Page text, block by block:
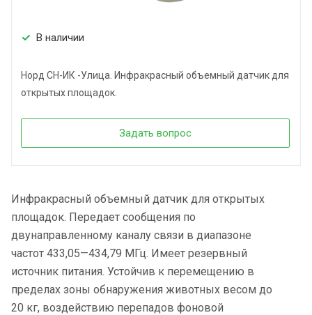
В наличии
Норд СН-ИК -Улица. Инфракрасный объемный датчик для
открытых площадок.
Задать вопрос
Инфракрасный объемный датчик для открытых
площадок. Передает сообщения по
двунаправленному каналу связи в диапазоне
частот 433,05—434,79 МГц. Имеет резервный
источник питания. Устойчив к перемещению в
пределах зоны обнаружения животных весом до
20 кг, воздействию перепадов фоновой